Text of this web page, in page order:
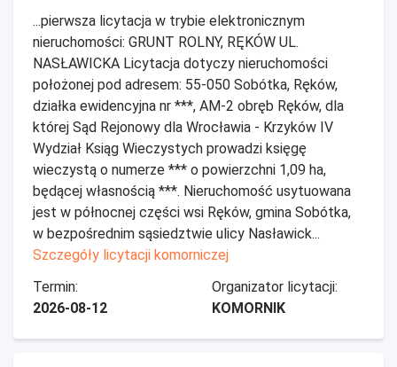
...pierwsza licytacja w trybie elektronicznym
nieruchomości: GRUNT ROLNY, RĘKÓW UL.
NASŁAWICKA Licytacja dotyczy nieruchomości
położonej pod adresem: 55-050 Sobótka, Ręków,
działka ewidencyjna nr ***, AM-2 obręb Ręków, dla
której Sąd Rejonowy dla Wrocławia - Krzyków IV
Wydział Ksiąg Wieczystych prowadzi księgę
wieczystą o numerze *** o powierzchni 1,09 ha,
będącej własnością ***. Nieruchomość usytuowana
jest w północnej części wsi Ręków, gmina Sobótka,
w bezpośrednim sąsiedztwie ulicy Nasławick...
Szczegóły licytacji komorniczej
Termin:
2026-08-12
Organizator licytacji:
KOMORNIK